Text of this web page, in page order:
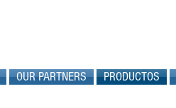
OUR PARTNERS PRODUCTOS